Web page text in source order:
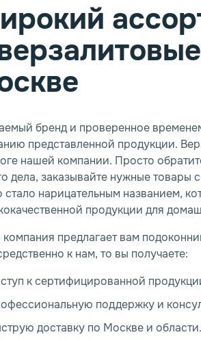
бренд и проверенное
представленной продукции.
нашей компании. Просто
дела, заказывайте нужные товары
стало нарицательным названием,
продукции для
предлагает вам
к нам, то вы получаете:
к сертифицированной
поддержку и
доставку по Москве и области.